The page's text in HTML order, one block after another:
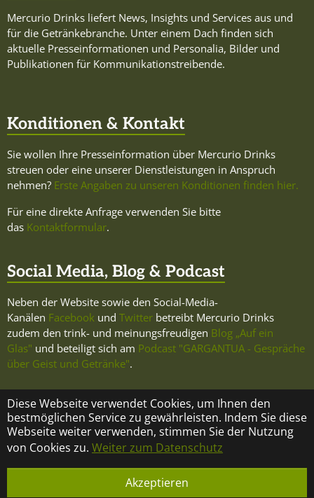
Diese Webseite verwendet Cookies, um Ihnen den
bestmöglichen Service zu gewährleisten. Indem Sie diese
Webseite weiter verwenden, stimmen Sie der Nutzung
von Cookies zu. Weiter zum Datenschutz
Akzeptieren
Mercurio Drinks liefert News, Insights und Services aus und
für die Getränkebranche. Unter einem Dach finden sich
aktuelle Presseinformationen und Personalia, Bilder und
Publikationen für Kommunikationstreibende.
Konditionen & Kontakt
Sie wollen Ihre Presseinformation über Mercurio Drinks
streuen oder eine unserer Dienstleistungen in Anspruch
nehmen? Erste Angaben zu unseren Konditionen finden hier.
Für eine direkte Anfrage verwenden Sie bitte
das Kontaktformular.
Social Media, Blog & Podcast
Neben der Website sowie den Social-Media-
Kanälen Facebook und Twitter betreibt Mercurio Drinks
zudem den trink- und meinungsfreudigen Blog „Auf ein
Glas" und beteiligt sich am Podcast "GARGANTUA - Gespräche
über Geist und Getränke".
KONTAKT ÜBER MERCURIO DRINKS
IMPRESSUM
© Copyright 2023 Mercurio Drinks